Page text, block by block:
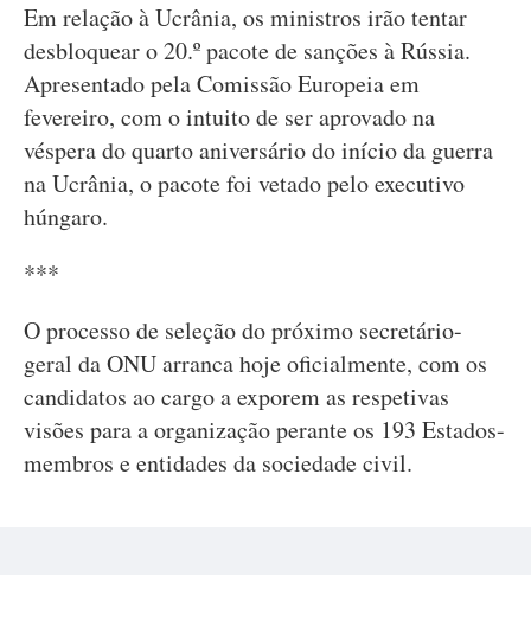
Em relação à Ucrânia, os ministros irão tentar
desbloquear o 20.º pacote de sanções à Rússia.
Apresentado pela Comissão Europeia em
fevereiro, com o intuito de ser aprovado na
véspera do quarto aniversário do início da guerra
na Ucrânia, o pacote foi vetado pelo executivo
húngaro.
***
O processo de seleção do próximo secretário-
geral da ONU arranca hoje oficialmente, com os
candidatos ao cargo a exporem as respetivas
visões para a organização perante os 193 Estados-
membros e entidades da sociedade civil.